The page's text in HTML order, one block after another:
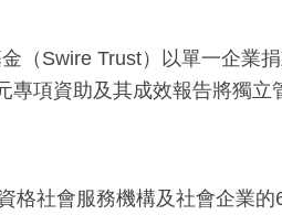
（Swire Trust）以單一企業
項資助及其成效報告將獨立
社會服務機構及社會企業